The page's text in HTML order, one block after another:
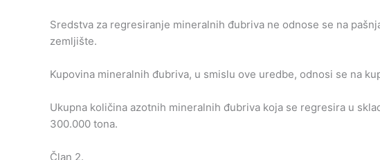
Sredstva za regresiranje mineralnih đubriva ne odnose se na
zemljište.
Kupovina mineralnih đubriva, u smislu ove uredbe, odnosi se na
Ukupna količina azotnih mineralnih đubriva koja se regresira u
300.000 tona.
Član 2.